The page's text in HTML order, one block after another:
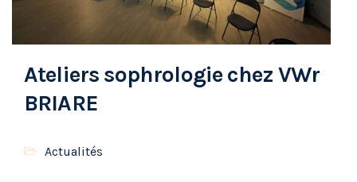
Ateliers sophrologie chez VWr
BRIARE
Actualités